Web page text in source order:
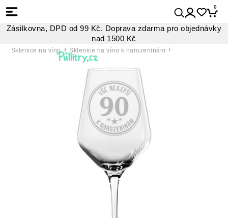
0
Zásilkovna, DPD od 99 Kč. Doprava zdarma pro objednávky
nad 1500 Kč
Sklenice na víno Sklenice na víno k narozeninám